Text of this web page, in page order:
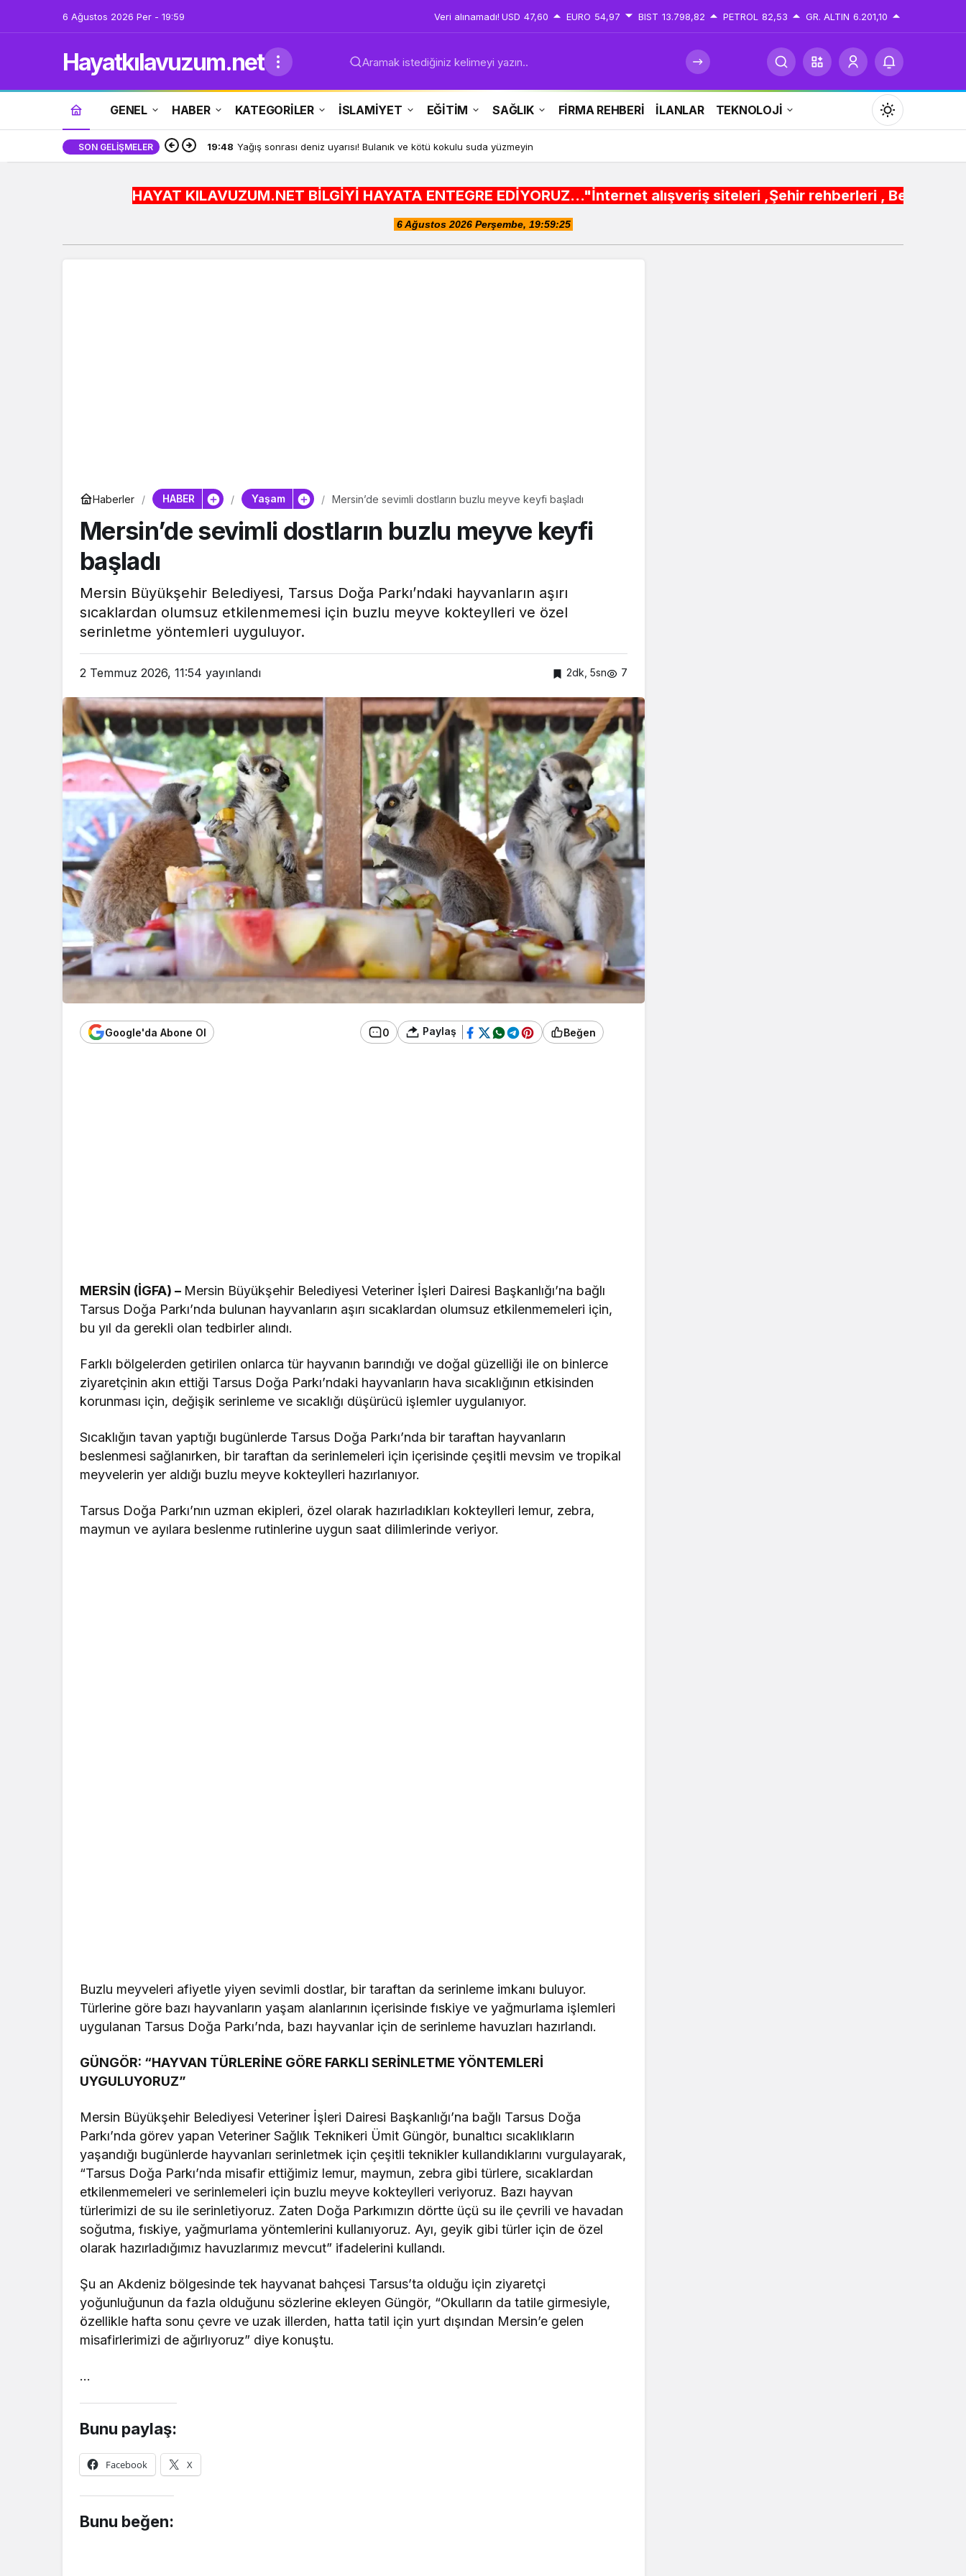
6 Ağustos 2026 Per - 19:59 Veri alınamadı! USD 47,60 EURO 54,97 BIST 13.798,82 PETROL 82,53 GR. ALTIN 6.201,10
Hayatkılavuzum.net Aramak istediğiniz kelimeyi yazın..
GENEL HABER KATEGORİLER İSLAMİYET EĞİTİM SAĞLIK FİRMA REHBERİ İLANLAR TEKNOLOJİ
Mod
değiştir
SON GELIŞMELER 19:42 Bakan Göktaş: Terörsüz Türkiye tarihi bir adımdır
HAYAT KILAVUZUM.NET BİLGİYİ HAYATA ENTEGRE EDİYORUZ..."İnternet alışveriş siteleri ,Şehir rehberleri , Belediye
Haberler HABER Yaşam Mersin’de sevimli dostların buzlu meyve keyfi başladı
Mersin’de sevimli dostların buzlu meyve keyfi
başladı
Mersin Büyükşehir Belediyesi, Tarsus Doğa Parkı’ndaki hayvanların aşırı
sıcaklardan olumsuz etkilenmemesi için buzlu meyve kokteylleri ve özel
serinletme yöntemleri uyguluyor.
2 Temmuz 2026, 11:54 yayınlandı 2dk, 5sn 7
Google'da Abone Ol 0 Paylaş Beğen
MERSİN (İGFA) – Mersin Büyükşehir Belediyesi Veteriner İşleri Dairesi Başkanlığı’na bağlı
Tarsus Doğa Parkı’nda bulunan hayvanların aşırı sıcaklardan olumsuz etkilenmemeleri için,
bu yıl da gerekli olan tedbirler alındı.
Farklı bölgelerden getirilen onlarca tür hayvanın barındığı ve doğal güzelliği ile on binlerce
ziyaretçinin akın ettiği Tarsus Doğa Parkı’ndaki hayvanların hava sıcaklığının etkisinden
korunması için, değişik serinleme ve sıcaklığı düşürücü işlemler uygulanıyor.
Sıcaklığın tavan yaptığı bugünlerde Tarsus Doğa Parkı’nda bir taraftan hayvanların
beslenmesi sağlanırken, bir taraftan da serinlemeleri için içerisinde çeşitli mevsim ve tropikal
meyvelerin yer aldığı buzlu meyve kokteylleri hazırlanıyor.
Tarsus Doğa Parkı’nın uzman ekipleri, özel olarak hazırladıkları kokteylleri lemur, zebra,
maymun ve ayılara beslenme rutinlerine uygun saat dilimlerinde veriyor.
Buzlu meyveleri afiyetle yiyen sevimli dostlar, bir taraftan da serinleme imkanı buluyor.
Türlerine göre bazı hayvanların yaşam alanlarının içerisinde fıskiye ve yağmurlama işlemleri
uygulanan Tarsus Doğa Parkı’nda, bazı hayvanlar için de serinleme havuzları hazırlandı.
GÜNGÖR: “HAYVAN TÜRLERİNE GÖRE FARKLI SERİNLETME YÖNTEMLERİ
UYGULUYORUZ”
Mersin Büyükşehir Belediyesi Veteriner İşleri Dairesi Başkanlığı’na bağlı Tarsus Doğa
Parkı’nda görev yapan Veteriner Sağlık Teknikeri Ümit Güngör, bunaltıcı sıcaklıkların
yaşandığı bugünlerde hayvanları serinletmek için çeşitli teknikler kullandıklarını vurgulayarak,
“Tarsus Doğa Parkı’nda misafir ettiğimiz lemur, maymun, zebra gibi türlere, sıcaklardan
etkilenmemeleri ve serinlemeleri için buzlu meyve kokteylleri veriyoruz. Bazı hayvan
türlerimizi de su ile serinletiyoruz. Zaten Doğa Parkımızın dörtte üçü su ile çevrili ve havadan
soğutma, fıskiye, yağmurlama yöntemlerini kullanıyoruz. Ayı, geyik gibi türler için de özel
olarak hazırladığımız havuzlarımız mevcut” ifadelerini kullandı.
Şu an Akdeniz bölgesinde tek hayvanat bahçesi Tarsus’ta olduğu için ziyaretçi
yoğunluğunun da fazla olduğunu sözlerine ekleyen Güngör, “Okulların da tatile girmesiyle,
özellikle hafta sonu çevre ve uzak illerden, hatta tatil için yurt dışından Mersin’e gelen
misafirlerimizi de ağırlıyoruz” diye konuştu.
…
Bunu paylaş:
Facebook X
Bunu beğen: